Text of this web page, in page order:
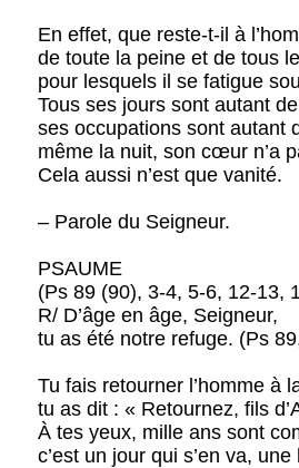
En effet, que reste-t-il à
de toute la peine et de tous
pour lesquels il se fatigue
Tous ses jours sont autant
ses occupations sont autant
même la nuit, son cœur n’a
Cela aussi n’est que vanité.
– Parole du Seigneur.
PSAUME
(Ps 89 (90), 3-4, 5-6, 12-13,
R/ D’âge en âge, Seigneur,
tu as été notre refuge. (Ps
Tu fais retourner l’homme à
tu as dit : « Retournez, fils
À tes yeux, mille ans sont
c’est un jour qui s’en va,